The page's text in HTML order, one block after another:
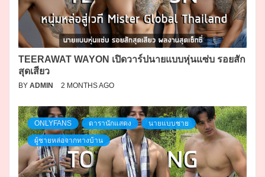
TEERAWAT WAYON เปิดวาร์ปนายแบบหุ่นแซ่บ รอยสัก
สุดเสียว
BY ADMIN 2 MONTHS AGO
ONLYFANS ดารานักแสดง นายแบบชาย
ผู้ชายหล่อจากทางบ้าน